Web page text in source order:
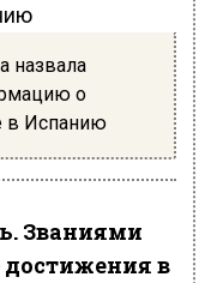
назвала
о
в Испанию
Званиями
достижения в